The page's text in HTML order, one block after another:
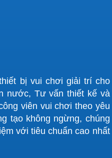
bị vui chơi giải trí cho
nước, Tư vấn thiết kế và
viên vui chơi theo yêu
tạo không ngừng, chúng
với tiêu chuẩn cao nhất